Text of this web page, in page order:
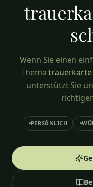
Wenn Sie einen
Thema trauerkarte
unterstützt Sie
PERSÖNLICH